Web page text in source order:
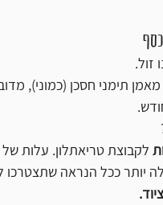
זול.
תימני חסכן (כמוני),
לקבוצת טריאתלון. עלות של קבוצת
יותר ככל הנראה שתצטרכו